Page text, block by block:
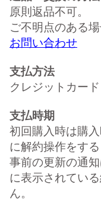
原則返品不可。
ご不明点のある
お問い合わせ
支払方法
クレジットカード
支払時期
初回購入時は購
に解約操作をす
事前の更新の通
に表示されてい
ん。